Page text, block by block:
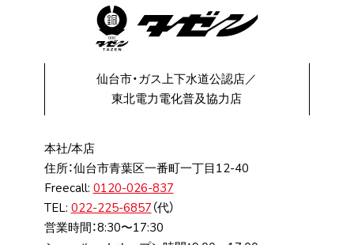
仙台市・ガス上下水道公認店／
東北電力電化普及協力店
本社/本店
住所：仙台市⻘葉区⼀番町⼀丁⽬12-40
Freecall: 0120-026-837
TEL: 022-225-6857 （代）
営業時間：8:30〜17:30